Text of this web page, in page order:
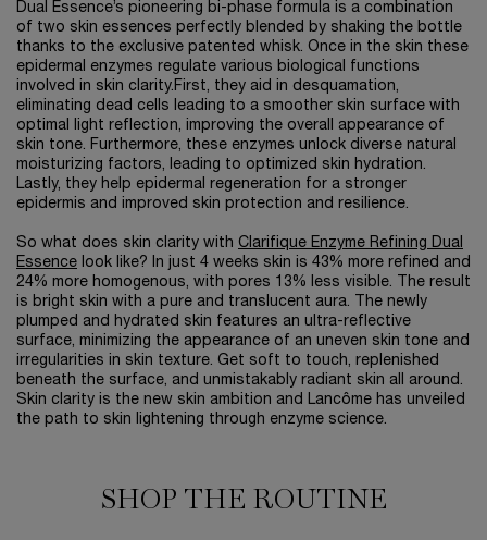
Dual Essence’s pioneering bi-phase formula is a combination
of two skin essences perfectly blended by shaking the bottle
thanks to the exclusive patented whisk. Once in the skin these
epidermal enzymes regulate various biological functions
involved in skin clarity.First, they aid in desquamation,
eliminating dead cells leading to a smoother skin surface with
optimal light reflection, improving the overall appearance of
skin tone. Furthermore, these enzymes unlock diverse natural
moisturizing factors, leading to optimized skin hydration.
Lastly, they help epidermal regeneration for a stronger
epidermis and improved skin protection and resilience.
So what does skin clarity with Clarifique Enzyme Refining Dual
Essence look like? In just 4 weeks skin is 43% more refined and
24% more homogenous, with pores 13% less visible. The result
is bright skin with a pure and translucent aura. The newly
plumped and hydrated skin features an ultra-reflective
surface, minimizing the appearance of an uneven skin tone and
irregularities in skin texture. Get soft to touch, replenished
beneath the surface, and unmistakably radiant skin all around.
Skin clarity is the new skin ambition and Lancôme has unveiled
the path to skin lightening through enzyme science.
SHOP THE ROUTINE